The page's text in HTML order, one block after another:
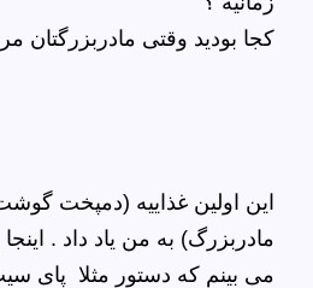
کجا بودید وقتی مادربزرگتان
این اولین غذاییه (دمپخت
مادربزرگ) به من یاد داد .
می بینم که دستور مثلا پای